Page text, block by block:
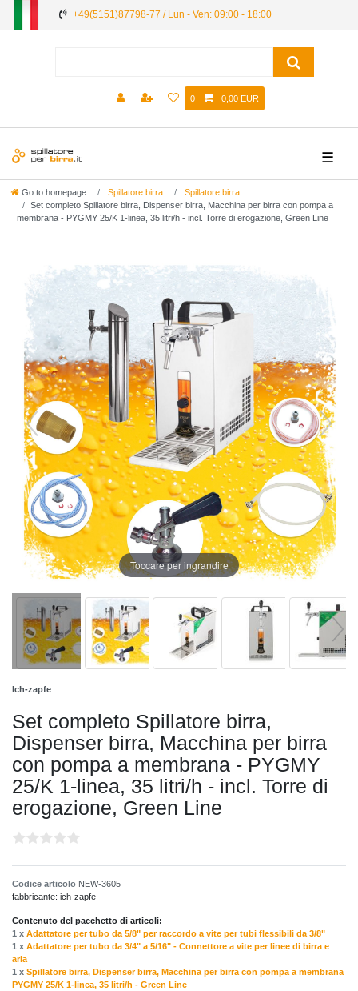
+49(5151)87798-77 / Lun - Ven: 09:00 - 18:00
0 0,00 EUR
☰
Go to homepage Spillatore birra
Spillatore birra
Set completo Spillatore birra, Dispenser birra, Macchina per birra con pompa a
membrana - PYGMY 25/K 1-linea, 35 litri/h - incl. Torre di erogazione, Green Line
Toccare per ingrandire
Ich-zapfe
Set completo Spillatore birra,
Dispenser birra, Macchina per birra
con pompa a membrana - PYGMY
25/K 1-linea, 35 litri/h - incl. Torre di
erogazione, Green Line
Codice articolo NEW-3605
fabbricante: ich-zapfe
Contenuto del pacchetto di articoli:
1 x Adattatore per tubo da 5/8" per raccordo a vite per tubi flessibili da 3/8"
1 x Adattatore per tubo da 3/4" a 5/16" - Connettore a vite per linee di birra e
aria
1 x Spillatore birra, Dispenser birra, Macchina per birra con pompa a membrana
PYGMY 25/K 1-linea, 35 litri/h - Green Line